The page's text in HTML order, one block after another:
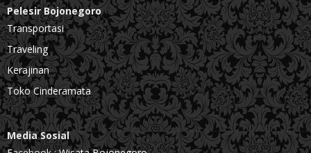
Pelesir Bojonegoro
Transportasi
Traveling
Kerajinan
Toko Cinderamata
Media Sosial